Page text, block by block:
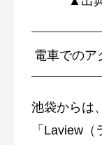
電車でのア
池袋からは
「Laview